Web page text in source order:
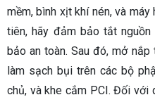
mềm, bình xịt khí nén, và
tiên, hãy đảm bảo tắt
bảo an toàn. Sau đó, mở nắp
làm sạch bụi trên các bộ
chủ, và khe cắm PCI. Đối với